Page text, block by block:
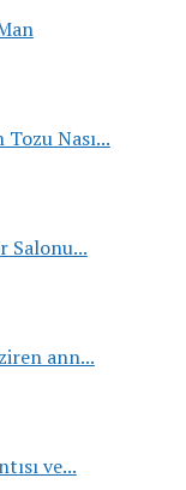
Nası...
Salonu...
ann...
ve...